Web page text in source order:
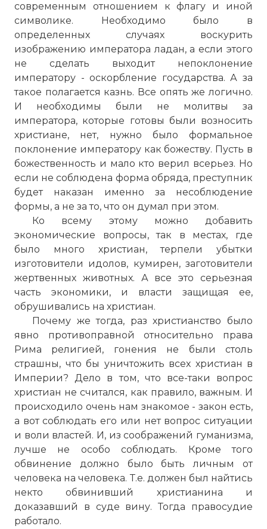
современным отношением к флагу и иной
символике. Необходимо было в
определенных случаях воскурить
изображению императора ладан, а если этого
не сделать выходит непоклонение
императору - оскорбление государства. А за
такое полагается казнь. Все опять же логично.
И необходимы были не молитвы за
императора, которые готовы были возносить
христиане, нет, нужно было формальное
поклонение императору как божеству. Пусть в
божественность и мало кто верил всерьез. Но
если не соблюдена форма обряда, преступник
будет наказан именно за несоблюдение
формы, а не за то, что он думал при этом.
Ко всему этому можно добавить
экономические вопросы, так в местах, где
было много христиан, терпели убытки
изготовители идолов, кумирен, заготовители
жертвенных животных. А все это серьезная
часть экономики, и власти защищая ее,
обрушивались на христиан.
Почему же тогда, раз христианство было
явно противоправной относительно права
Рима религией, гонения не были столь
страшны, что бы уничтожить всех христиан в
Империи? Дело в том, что все-таки вопрос
христиан не считался, как правило, важным. И
происходило очень нам знакомое - закон есть,
а вот соблюдать его или нет вопрос ситуации
и воли властей. И, из соображений гуманизма,
лучше не особо соблюдать. Кроме того
обвинение должно было быть личным от
человека на человека. Т.е. должен был найтись
некто обвинивший христианина и
доказавший в суде вину. Тогда правосудие
работало.